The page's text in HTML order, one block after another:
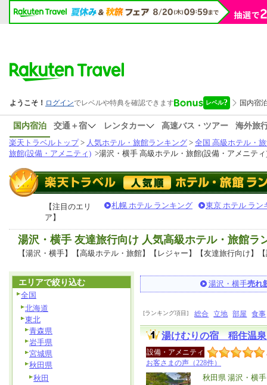
国内宿泊 交通＋宿 レンタカー 高速バス・ツアー
海外旅
楽天トラベルトップ> 人気ホテル・旅館ランキング > 全国 高級ホテル・
旅館(設備・アメニティ) >湯沢・横手 高級ホテル・旅館(設備・アメニティ
【注目のエリ
ア】
札幌 ホテル ランキング 東京 ホテル ラン
湯沢・横手 友達旅行向け 人気高級ホテル・旅館
【湯沢・横手】【高級ホテル・旅館】【レジャー】【友達旅行向け】
湯沢・横手売れ
[ランキング項目] 総合 立地 部屋 食事
湯けむりの宿 稲住温泉
設備・アメニティ
お客さまの声（228件）
エ
秋田県 湯沢・横手
エリアで絞り込む
全国
北海道
東北
青森県
岩手県
宮城県
秋田県
秋田